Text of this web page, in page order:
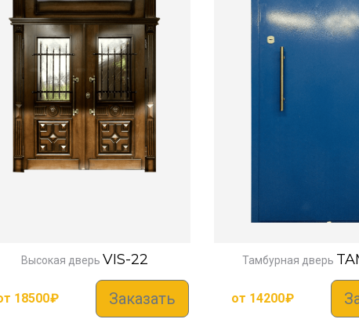
Высокая дверь VIS-22
18500₽ Заказать
Тамбурная дверь
от 14200₽